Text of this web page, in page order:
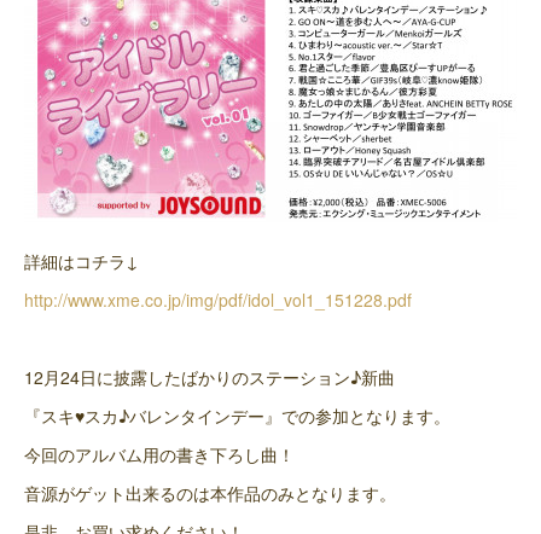
詳細はコチラ↓
http://www.xme.co.jp/img/pdf/idol_vol1_151228.pdf
12月24日に披露したばかりのステーション♪新曲
『スキ♥スカ♪バレンタインデー』での参加となります。
今回のアルバム用の書き下ろし曲！
音源がゲット出来るのは本作品のみとなります。